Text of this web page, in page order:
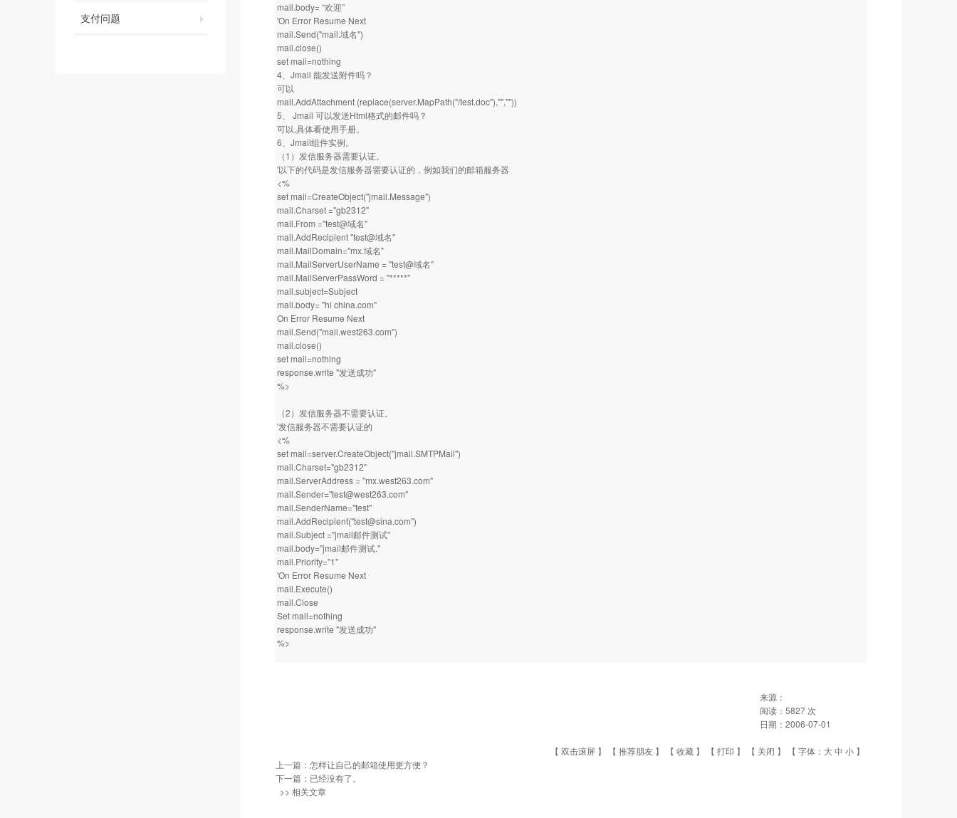
支付问题
mail.body= “欢迎”
'On Error Resume Next
mail.Send("mail.域名")
mail.close()
set mail=nothing
4、Jmail 能发送附件吗？
可以
mail.AddAttachment (replace(server.MapPath("/test.doc"),"",""))
5、 Jmail 可以发送Html格式的邮件吗？
可以,具体看使用手册。
6、Jmail组件实例。
（1）发信服务器需要认证。
'以下的代码是发信服务器需要认证的，例如我们的邮箱服务器
<%
set mail=CreateObject("jmail.Message")
mail.Charset ="gb2312"
mail.From ="test@域名"
mail.AddRecipient "test@域名"
mail.MailDomain="mx.域名"
mail.MailServerUserName = "test@域名"
mail.MailServerPassWord = "*****"
mail.subject=Subject
mail.body= "hi china.com"
On Error Resume Next
mail.Send("mail.west263.com")
mail.close()
set mail=nothing
response.write "发送成功"
%>
（2）发信服务器不需要认证。
'发信服务器不需要认证的
<%
set mail=server.CreateObject("jmail.SMTPMail")
mail.Charset="gb2312"
mail.ServerAddress = "mx.west263.com"
mail.Sender="test@west263.com"
mail.SenderName="test"
mail.AddRecipient("test@sina.com")
mail.Subject ="jmail邮件测试"
mail.body="jmail邮件测试."
mail.Priority="1"
'On Error Resume Next
mail.Execute()
mail.Close
Set mail=nothing
response.write "发送成功"
%>
来源：
阅读： 5827 次
日期： 2006-07-01
【 双击滚屏 】 【 推荐朋友 】 【 收藏 】 【 打印 】 【 关闭 】 【 字体： 大中 小 】
上一篇： 怎样让自己的邮箱使用更方便？
下一篇：已经没有了。
>> 相关文章